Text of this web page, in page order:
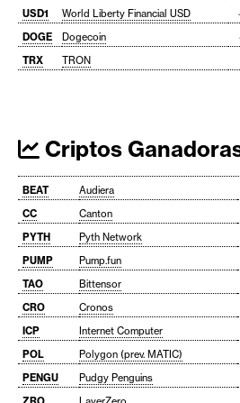
USD1
World Liberty Financial USD
DOGE
Dogecoin
TRX
TRON
Criptos
BEAT Audiera
CC
Canton
PYTH
Pyth Network
PUMP
Pump.fun
TAO
Bittensor
CRO
Cronos
ICP
Internet Computer
POL
Polygon (prev. MATIC)
PENGU
Pudgy Penguins